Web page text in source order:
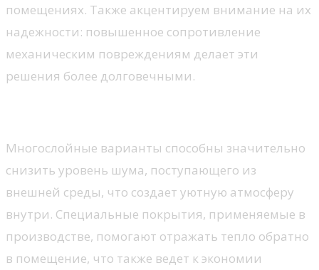
помещениях. Также акцентируем внимание на их
надежности: повышенное сопротивление
механическим повреждениям делает эти
решения более долговечными.
Многослойные варианты способны значительно
снизить уровень шума, поступающего из
внешней среды, что создает уютную атмосферу
внутри. Специальные покрытия, применяемые в
производстве, помогают отражать тепло обратно
в помещение, что также ведет к экономии